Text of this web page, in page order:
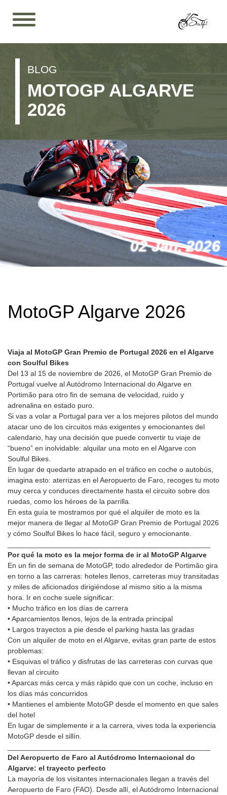
BLOG
MOTOGP ALGARVE
2026
02 Jan, 2026
MotoGP Algarve 2026
Viaja al MotoGP Gran Premio de Portugal 2026 en el Algarve
con Soulful Bikes
Del 13 al 15 de noviembre de 2026, el MotoGP Gran Premio de
Portugal vuelve al Autódromo Internacional do Algarve en
Portimão para otro fin de semana de velocidad, ruido y
adrenalina en estado puro.
Si vas a volar a Portugal para ver a los mejores pilotos del mundo
atacar uno de los circuitos más exigentes y emocionantes del
calendario, hay una decisión que puede convertir tu viaje de
“bueno” en inolvidable: alquilar una moto en el Algarve con
Soulful Bikes.
En lugar de quedarte atrapado en el tráfico en coche o autobús,
imagina esto: aterrizas en el Aeropuerto de Faro, recoges tu moto
muy cerca y conduces directamente hasta el circuito sobre dos
ruedas, como los héroes de la parrilla.
En esta guía te mostramos por qué el alquiler de moto es la
mejor manera de llegar al MotoGP Gran Premio de Portugal 2026
y cómo Soulful Bikes lo hace fácil, seguro y emocionante.
Por qué la moto es la mejor forma de ir al MotoGP Algarve
En un fin de semana de MotoGP, todo alrededor de Portimão gira
en torno a las carreras: hoteles llenos, carreteras muy transitadas
y miles de aficionados dirigiéndose al mismo sitio a la misma
hora. Ir en coche suele significar:
• Mucho tráfico en los días de carrera
• Aparcamientos llenos, lejos de la entrada principal
• Largos trayectos a pie desde el parking hasta las gradas
Con un alquiler de moto en el Algarve, evitas gran parte de estos
problemas:
• Esquivas el tráfico y disfrutas de las carreteras con curvas que
llevan al circuito
• Aparcas más cerca y más rápido que con un coche, incluso en
los días más concurridos
• Mantienes el ambiente MotoGP desde el momento en que sales
del hotel
En lugar de simplemente ir a la carrera, vives toda la experiencia
MotoGP desde el sillín.
Del Aeropuerto de Faro al Autódromo Internacional do
Algarve: el trayecto perfecto
La mayoría de los visitantes internacionales llegan a través del
Aeropuerto de Faro (FAO). Desde allí, el Autódromo Internacional